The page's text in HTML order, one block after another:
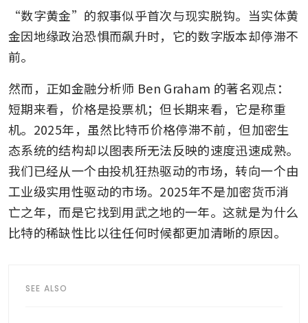
“数字黄金”的叙事似乎首次与现实脱钩。当实体黄
金因地缘政治恐惧而飙升时，它的数字版本却停滞不
前。
然而，正如金融分析师 Ben Graham 的著名观点：
短期来看，价格是投票机；但长期来看，它是称重
机。2025年，虽然比特币价格停滞不前，但加密生
态系统的结构却以图表所无法反映的速度迅速成熟。
我们已经从一个由投机狂热驱动的市场，转向一个由
工业级实用性驱动的市场。2025年不是加密货币消
亡之年，而是它找到用武之地的一年。这就是为什么
比特的稀缺性比以往任何时候都更加清晰的原因。
SEE ALSO